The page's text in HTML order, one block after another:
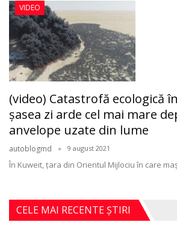
VIDEO
(video) Catastrofă ecologică
şasea zi arde cel mai mare
anvelope uzate din lume
autoblogmd 9 august 2021
În Kuweit, ţara din Orientul Mijlociu în care
CELE MAI RECENTE ȘTIRI